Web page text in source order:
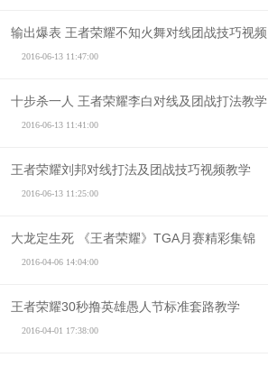
输出爆表 王者荣耀不知火舞对线团战技巧视频
2016-06-13 11:47:00
十步杀一人 王者荣耀李白对线及团战打法教学
2016-06-13 11:41:00
王者荣耀刘邦对线打法及团战技巧视频教学
2016-06-13 11:25:00
大龙定生死 《王者荣耀》TGA月赛精彩集锦
2016-04-06 14:04:00
王者荣耀30秒撸英雄愚人节标准套路教学
2016-04-01 17:38:00